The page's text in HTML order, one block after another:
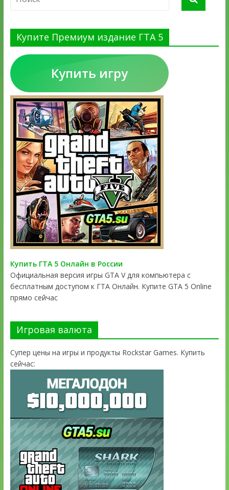
Купите Премиум издание ГТА 5
Купить игру
Купить ГТА 5 Онлайн в России
Официальная версия игры GTA V для компьютера с
бесплатным доступом к ГТА Онлайн. Купите GTA 5 Online
прямо сейчас
Игровая валюта
Супер цены на игры и продукты Rockstar Games. Купить
сейчас: